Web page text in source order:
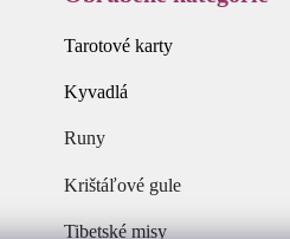
Tarotové karty
Kyvadlá
Runy
Krištáľové gule
Tibetské misy